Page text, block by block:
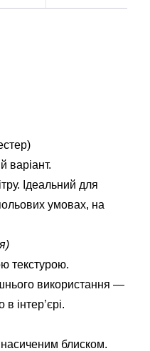
варіант.
Ідеальний для
умовах, на
текстурою.
використання —
інтер’єрі.
блиском.